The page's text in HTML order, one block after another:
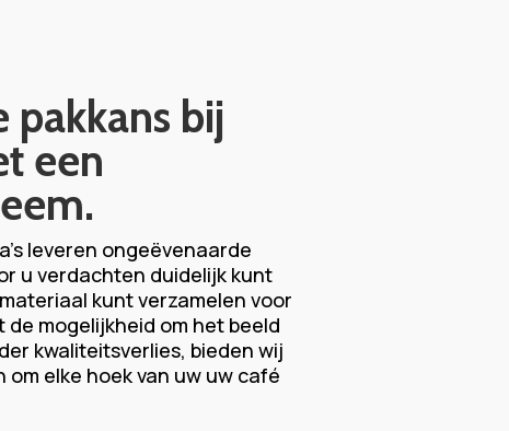
pakkans bij
een
leveren ongeëvenaarde
u verdachten duidelijk kunt
kunt verzamelen voor
mogelijkheid om het beeld
kwaliteitsverlies, bieden wij
om elke hoek van uw uw café